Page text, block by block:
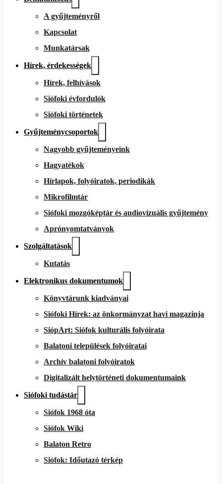
A gyűjteményről
Kapcsolat
Munkatársak
Hírek, érdekességek
Hírek, felhívások
Siófoki évfordulók
Siófoki történetek
Gyűjteménycsoportok
Nagyobb gyűjteményeink
Hagyatékok
Hírlapok, folyóiratok, periodikák
Mikrofilmtár
Siófoki mozgóképtár és audiovizuális gyűjtemény
Aprónyomtatványok
Szolgáltatások
Kutatás
Elektronikus dokumentumok
Könyvtárunk kiadványai
Siófoki Hírek: az önkormányzat havi magazinja
SiópArt: Siófok kulturális folyóirata
Balatoni települések folyóiratai
Archív balatoni folyóiratok
Digitalizált helytörténeti dokumentumaink
Siófoki tudástár
Siófok 1968 óta
Siófok Wiki
Balaton Retro
Siófok: Időutazó térkép